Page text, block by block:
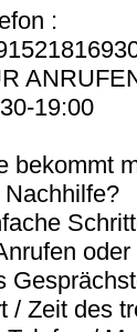
:
19:00
bekommt
Nachhilfe?
oder
/ Zeit des